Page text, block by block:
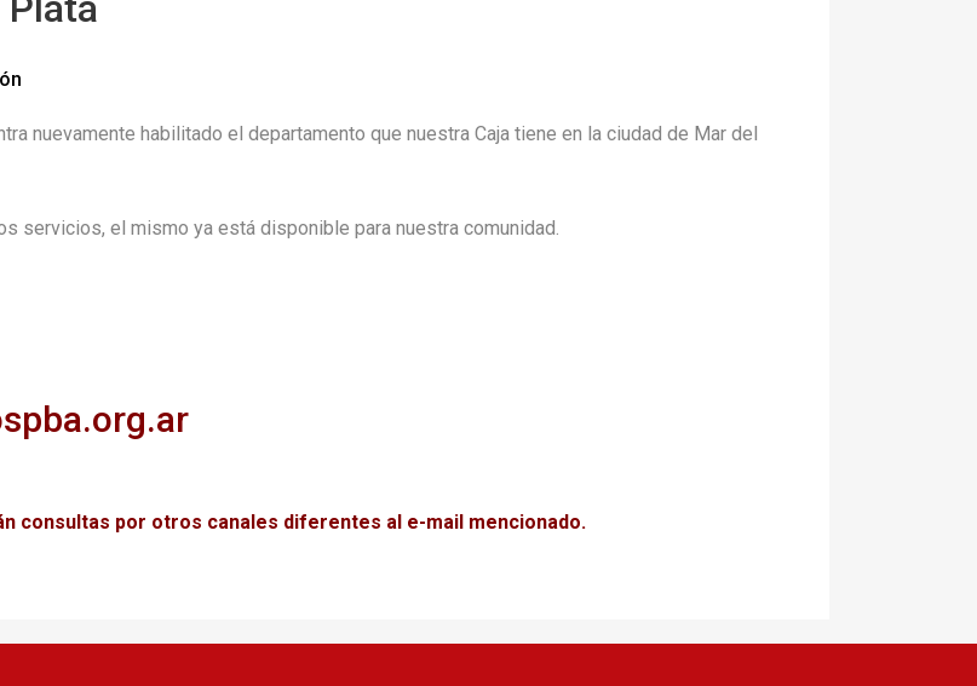
nuevamente habilitado el departamento que nuestra Caja tiene en la ciudad de Mar del
servicios, el mismo ya está disponible para nuestra comunidad.
consultas por otros canales diferentes al e-mail mencionado.